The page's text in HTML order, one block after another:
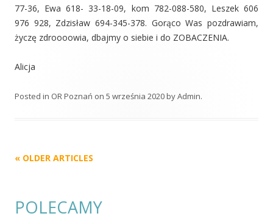
77-36, Ewa 618- 33-18-09, kom 782-088-580, Leszek 606
976 928, Zdzisław 694-345-378. Gorąco Was pozdrawiam,
życzę zdroooowia, dbajmy o siebie i do ZOBACZENIA.
Alicja
Posted in OR Poznań on 5 września 2020byAdmin.
Post
« OLDER ARTICLES
POLECAMY